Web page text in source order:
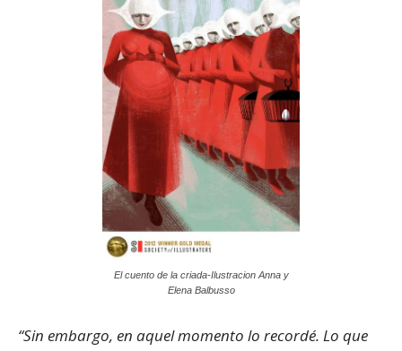
El cuento de la criada-Ilustracion Anna y
Elena Balbusso
“Sin embargo, en aquel momento lo recordé. Lo que